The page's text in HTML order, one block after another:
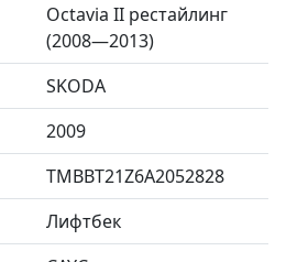
Octavia II рестайлинг
(2008—2013)
SKODA
2009
TMBBT21Z6A2052828
Лифтбек